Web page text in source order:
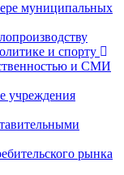
муниципальных
и спорту
и СМИ
учреждения
рынка